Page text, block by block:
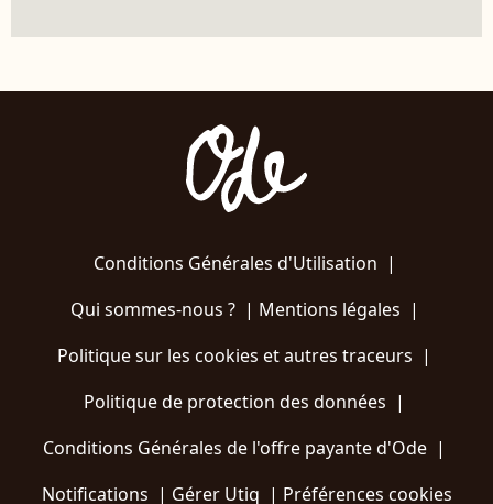
Conditions Générales d'Utilisation |
Qui sommes-nous ?| Mentions légales |
Politique sur les cookies et autres traceurs |
Politique de protection des données |
Conditions Générales de l'offre payante d'Ode |
Notifications | Gérer Utiq | Préférences cookies